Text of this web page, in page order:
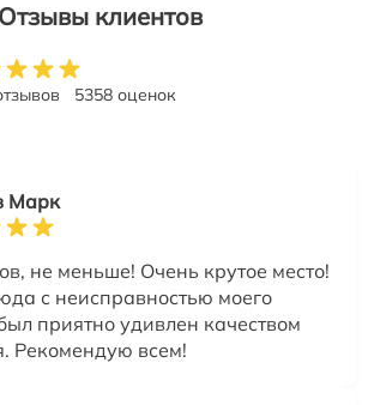
Отзывы клиентов
5358 оценок
Марк
не меньше! Очень крутое место!
с неисправностью моего
приятно удивлен качеством
Рекомендую всем!